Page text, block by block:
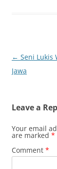
Post
navigation
← Seni Lukis
Jawa
Leave a
Your email
are marked *
Comment *